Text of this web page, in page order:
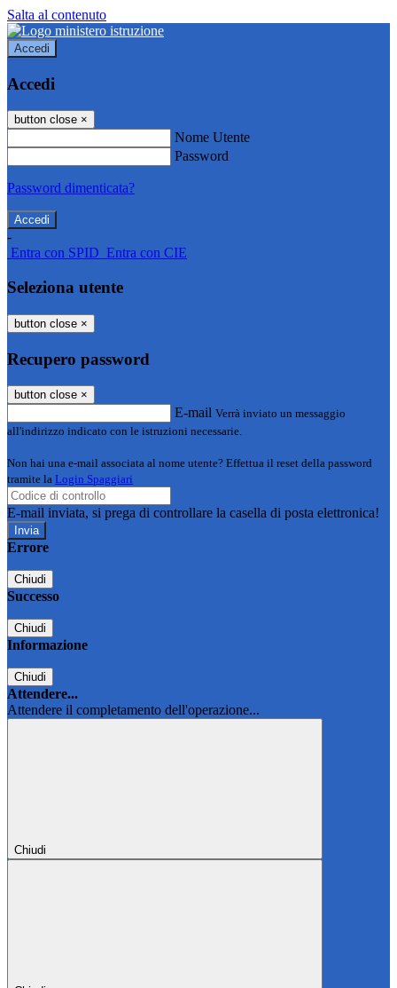
Salta al contenuto
Accedi
Accedi
button close ×
Nome Utente
Password
Password dimenticata?
-
Entra con SPID Entra con CIE
Seleziona utente
button close ×
Recupero password
button close ×
E-mail Verrà inviato un messaggio
all'indirizzo indicato con le istruzioni necessarie.
Non hai una e-mail associata al nome utente? Effettua il reset della password
tramite la Login Spaggiari
E-mail inviata, si prega di controllare la casella di posta elettronica!
Errore
Chiudi
Successo
Chiudi
Informazione
Chiudi
Attendere...
Attendere il completamento dell'operazione...
Chiudi